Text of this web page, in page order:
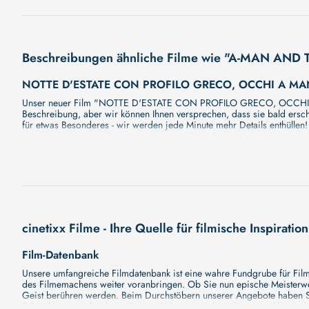
Beschreibungen ähnliche Filme wie "A-MAN AND
NOTTE D'ESTATE CON PROFILO GRECO, OCCHI A
Unser neuer Film "NOTTE D'ESTATE CON PROFILO GRECO,
Beschreibung, aber wir können Ihnen versprechen, dass sie bald
für etwas Besonderes - wir werden jede Minute mehr Details enthüllen!
zum Beispiel Tipps, wie uns wir unsere Würde erhalten können,
manchmal dagegen. Augenzwinkernd begegnet sie menschlichen
FREITAG LIVE: ONKEL FISCH BLICKT ZURÜCK
ONKeL fISCH blickt zurück-Der satirische Jahresrückblick mit dem
FREITAG live. 2025 - Wer hat noch nicht, wer will das schon? Bei
besser. Im Weißen Haus zu Washington regiert die blonde Anti-
cinetixx Filme - Ihre Quelle für filmische
Film-Datenbank
Unsere umfangreiche Filmdatenbank ist eine wahre Fundgrube für
des Filmemachens weiter voranbringen. Ob Sie nun epische
Geist berühren werden. Beim Durchstöbern unserer Angebote